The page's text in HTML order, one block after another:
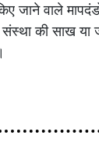
जाने वाले
की साख या